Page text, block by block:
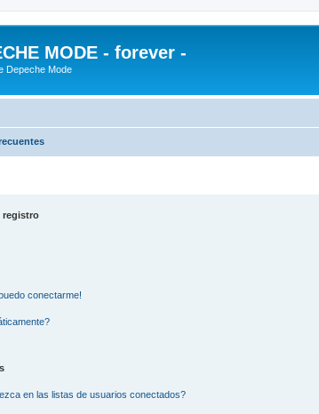
MODE - forever -
Depeche Mode
registro
conectarme!
en las listas de usuarios conectados?